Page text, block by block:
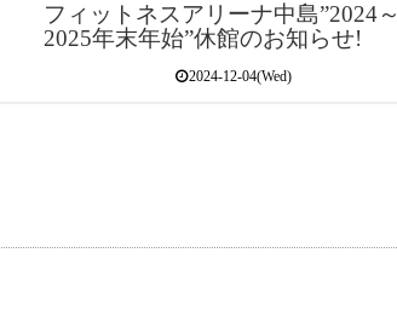
フィットネスアリーナ中島”2024～
2025年末年始”休館のお知らせ!
2024-12-04(Wed)